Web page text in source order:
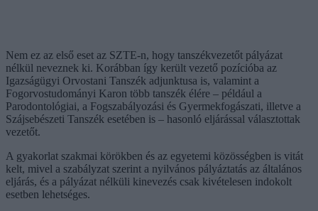
Nem ez az első eset az SZTE-n, hogy tanszékvezetőt pályázat
nélkül neveznek ki. Korábban így került vezető pozícióba az
Igazságügyi Orvostani Tanszék adjunktusa is, valamint a
Fogorvostudományi Karon több tanszék élére – például a
Parodontológiai, a Fogszabályozási és Gyermekfogászati, illetve a
Szájsebészeti Tanszék esetében is – hasonló eljárással választottak
vezetőt.
A gyakorlat szakmai körökben és az egyetemi közösségben is vitát
kelt, mivel a szabályzat szerint a nyilvános pályáztatás az általános
eljárás, és a pályázat nélküli kinevezés csak kivételesen indokolt
esetben lehetséges.